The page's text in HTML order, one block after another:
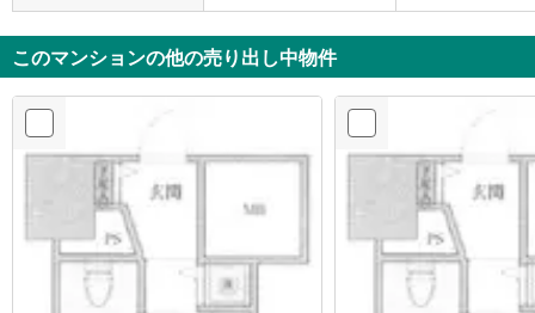
このマンションの他の売り出し中物件